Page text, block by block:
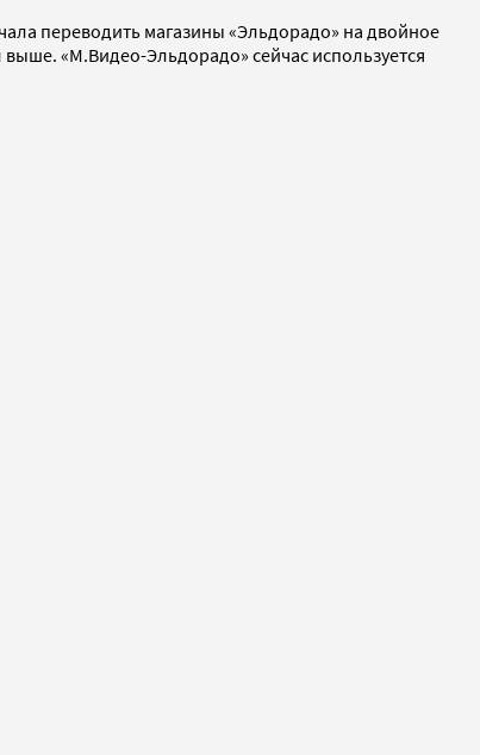
переводить магазины «Эльдорадо» на двойное
«М.Видео-Эльдорадо» сейчас используется